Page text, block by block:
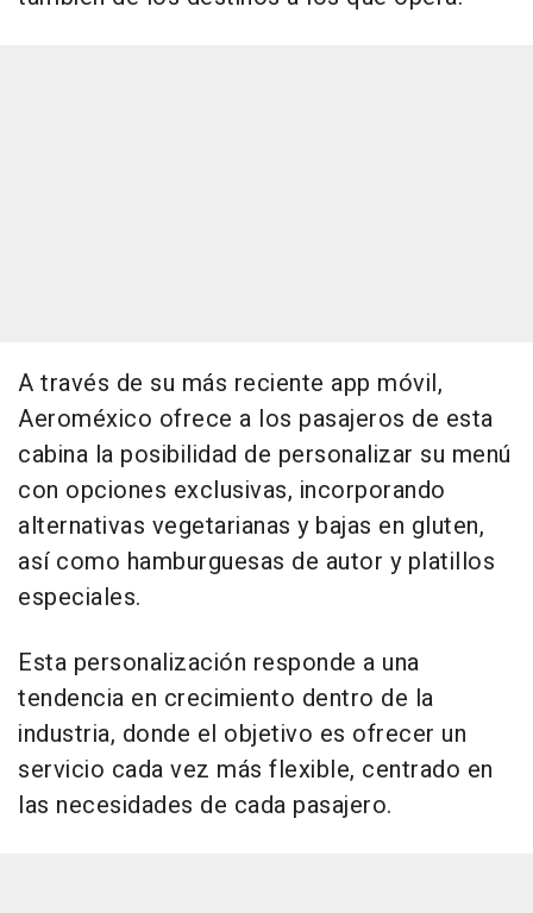
A través de su más reciente app móvil,
Aeroméxico ofrece a los pasajeros de esta
cabina la posibilidad de personalizar su menú
con opciones exclusivas, incorporando
alternativas vegetarianas y bajas en gluten,
así como hamburguesas de autor y platillos
especiales.
Esta personalización responde a una
tendencia en crecimiento dentro de la
industria, donde el objetivo es ofrecer un
servicio cada vez más flexible, centrado en
las necesidades de cada pasajero.